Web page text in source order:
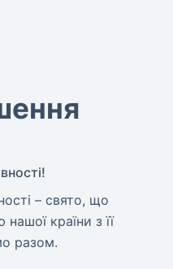
– свято, що
країни з її
разом.